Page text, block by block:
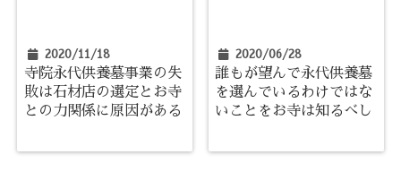
2020/11/18
寺院永代供養墓事業の失
敗は石材店の選定とお寺
との力関係に原因がある
2020/06/28
誰もが望んで永代供養墓
を選んでいるわけではな
いことをお寺は知るべし